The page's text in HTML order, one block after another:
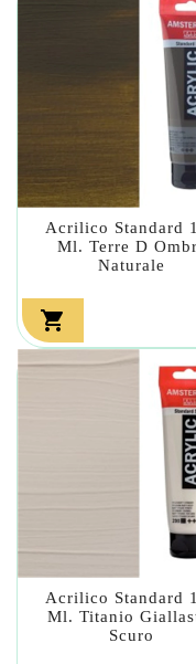
Acrilico Standard
Ml. Terre D
Naturale

Acrilico Standard
Ml. Titanio
Scuro